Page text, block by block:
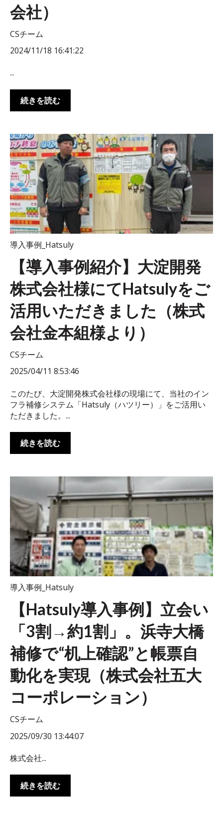
会社）
CSチーム
2024/11/18 16:41:22
...
続きを読む
導入事例_Hatsuly
【導入事例紹介】大淀開発
株式会社様にてHatsulyをご
活用いただきました（株式
会社金本組様より）
CSチーム
2025/04/11 8:53:46
このたび、大淀開発株式会社様の現場にて、当社のイン
フラ補修システム「Hatsuly（ハツリー）」をご活用い
ただきました。...
続きを読む
導入事例_Hatsuly
【Hatsuly導入事例】立会い
「3割→約1割」。浜寺大橋
補修で“机上確認”と帳票自
動化を実現（株式会社五大
コーポレーション）
CSチーム
2025/09/30 13:44:07
株式会社...
続きを読む